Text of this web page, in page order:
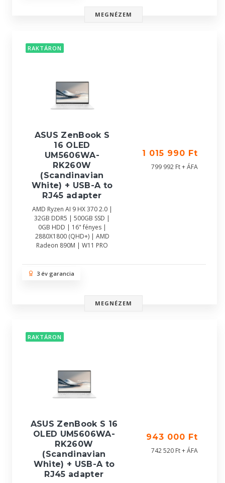
MEGNÉZEM
RAKTÁRON
ASUS ZenBook S
16 OLED
UM5606WA-
RK260W
(Scandinavian
White) + USB-A to
RJ45 adapter
AMD Ryzen AI 9 HX 370 2.0 |
32GB DDR5 | 500GB SSD |
0GB HDD | 16" fényes |
2880X1800 (QHD+) | AMD
Radeon 890M | W11 PRO
1 015 990 Ft
799 992 Ft + ÁFA
3 év garancia
MEGNÉZEM
RAKTÁRON
ASUS ZenBook S 16
OLED UM5606WA-
RK260W
(Scandinavian
White) + USB-A to
RJ45 adapter
943 000 Ft
742 520 Ft + ÁFA